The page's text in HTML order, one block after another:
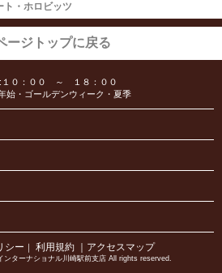
ト・ホロビッツ
ージトップに戻る
１０：００ ～ １８：００
始・ゴールデンウィーク・夏季
シー 利用規約 ｜アクセスマップ
ンターナショナル川崎駅前支店 All rights reserved.